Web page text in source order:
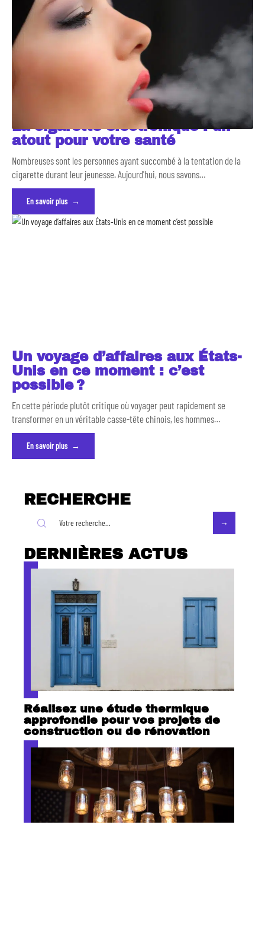
La cigarette électronique : un
atout pour votre santé
Nombreuses sont les personnes ayant succombé à la tentation de la
cigarette durant leur jeunesse. Aujourd'hui, nous savons…
En savoir plus
Un voyage d’affaires aux États-
Unis en ce moment : c’est
possible ?
En cette période plutôt critique où voyager peut rapidement se
transformer en un véritable casse-tête chinois, les hommes…
En savoir plus
RECHERCHE
DERNIÈRES ACTUS
Réalisez une étude thermique
approfondie pour vos projets de
construction ou de rénovation